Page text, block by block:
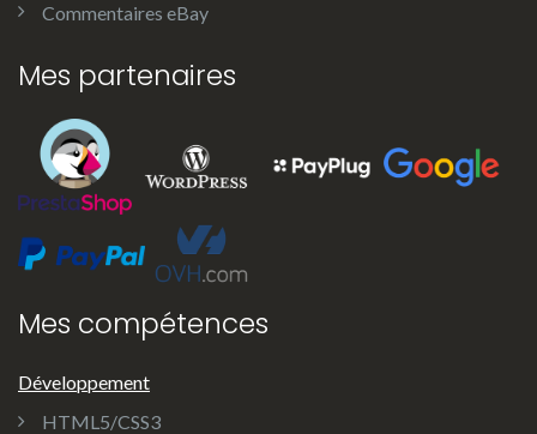
Commentaires eBay
Mes partenaires
Mes compétences
Développement
HTML5/CSS3